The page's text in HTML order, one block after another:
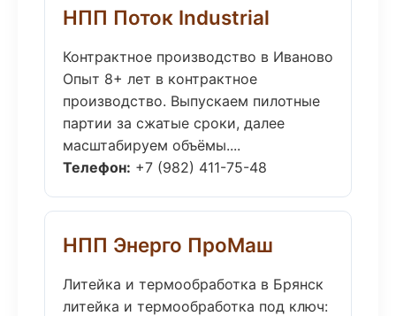
НПП Поток Industrial
Контрактное производство в Иваново
Опыт 8+ лет в контрактное
производство. Выпускаем пилотные
партии за сжатые сроки, далее
масштабируем объёмы....
Телефон: +7 (982) 411-75-48
НПП Энерго ПроМаш
Литейка и термообработка в Брянск
литейка и термообработка под ключ: